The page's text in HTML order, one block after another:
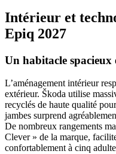
Intérieur et
Epiq 2027
Un habitacle spacieux
L’aménagement intérieur
extérieur. Škoda utilise
recyclés de haute qualité
jambes surprend
De nombreux rangements
Clever » de la marque,
confortablement à cinq